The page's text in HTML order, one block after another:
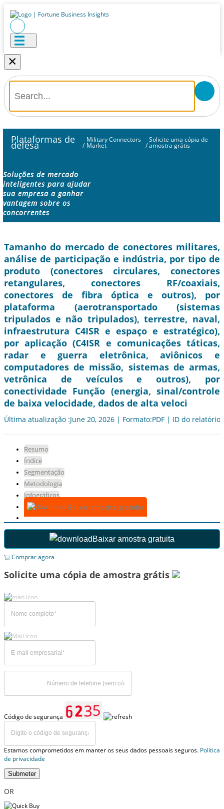
×
Plataformas de
defesa /
Military Connectors
Market /
Solicite uma cópia de
amostra grátis
Soluções de mercado
inteligentes para ajudar
sua empresa a ganhar
vantagem sobre os
concorrentes
Tamanho do mercado de conectores militares,
análise de participação e indústria, por tipo de
produto (conectores circulares, conectores
retangulares, conectores RF/coaxiais,
conectores de fibra óptica e outros), por
plataforma (aerotransportado (sistemas
tripulados e não tripulados), terrestre, naval,
infraestrutura C4ISR e espaço e estratégico),
por aplicação (C4ISR e comunicações táticas,
radar e guerra eletrônica, aviônicos e
computadores de missão, sistemas de armas,
vetrônica de veículos e outros), por
conectividade Função (energia, sinal/controle
de baixa velocidade, dados de alta veloci
Última atualização :June 20, 2026 | Formato:PDF | ID do relatório:
Resumo
Índice
Segmentação
Metodologia
Infográficos
Baixar amostra gratuita
Baixar amostra gratuita
Comprar agora
Solicite uma cópia de amostra grátis
Código de segurança
Estamos comprometidos em manter os seus dados pessoais seguros. Política
de privacidade
Submeter
OR